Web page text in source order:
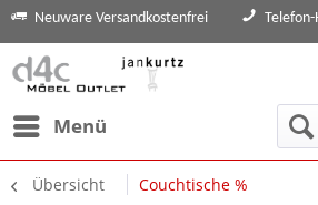
Neuware Versandkostenfrei
Menü
Übersicht Couchtische %